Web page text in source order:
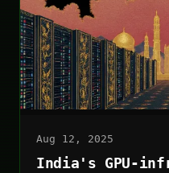
Aug 12, 2025
India's GPU-